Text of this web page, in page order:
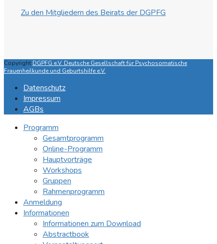
Zu den Mitgliedern des Beirats der DGPFG
Copyright DGPFG e.V. Deutsche Gesellschaft für Psychosomatische
Frauenheilkunde und Geburtshilfe e.V.
Datenschutz
Impressum
AGBs
Programm
Gesamtprogramm
Online-Programm
Hauptvorträge
Workshops
Gruppen
Rahmenprogramm
Anmeldung
Informationen
Informationen zum Download
Abstractbook